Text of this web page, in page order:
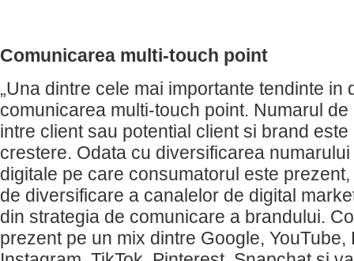
Comunicarea multi-touch point
„Una dintre cele mai importante tendinte in
comunicarea multi-touch point. Numarul
intre client sau potential client si brand
crestere. Odata cu diversificarea
digitale pe care consumatorul este
de diversificare a canalelor de digital
din strategia de comunicare a brandului.
prezent pe un mix dintre Google, YouTube,